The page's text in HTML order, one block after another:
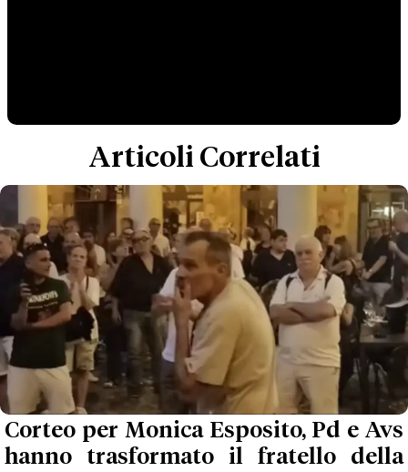
Articoli Correlati
Corteo per Monica Esposito, Pd e Avs
hanno trasformato il fratello della